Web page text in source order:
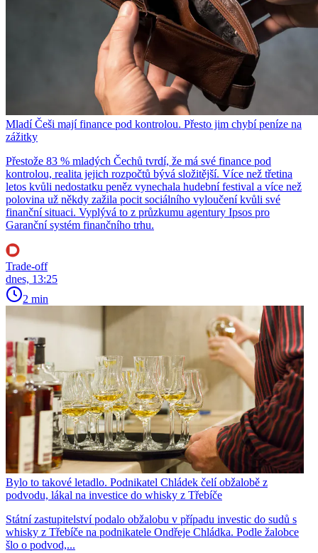
Mladí Češi mají finance pod kontrolou. Přesto jim chybí peníze na
zážitky
Přestože 83 % mladých Čechů tvrdí, že má své finance pod
kontrolou, realita jejich rozpočtů bývá složitější. Více než třetina
letos kvůli nedostatku peněz vynechala hudební festival a více než
polovina už někdy zažila pocit sociálního vyloučení kvůli své
finanční situaci. Vyplývá to z průzkumu agentury Ipsos pro
Garanční systém finančního trhu.
Trade-off
dnes, 13:25
2 min
Bylo to takové letadlo. Podnikatel Chládek čelí obžalobě z
podvodu, lákal na investice do whisky z Třebíče
Státní zastupitelství podalo obžalobu v případu investic do sudů s
whisky z Třebíče na podnikatele Ondřeje Chládka. Podle žalobce
šlo o podvod,...